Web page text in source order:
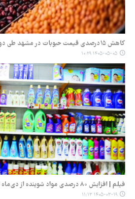
کاهش ۱۵درصدی قیمت حبوبات در مشهد طی دوماه گذشته
۱۴۰۵-۰۵-۰۵ ۱۰:۲۹
فیلم | افزایش ۸۰ درصدی مواد شوینده از دی‌ماه تا الان
۱۴۰۵-۰۳-۱۹ ۱۱:۱۳